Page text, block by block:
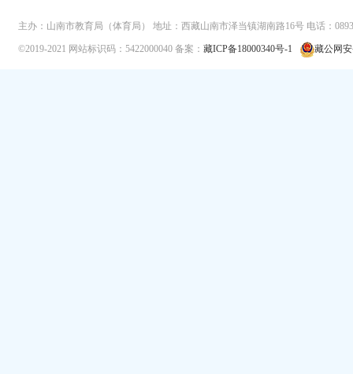
主办：山南市教育局（体育局） 地址：西藏山南市泽当镇湖南路16号 电话：
©2019-2021 网站标识码：5422000040 备案： 藏ICP备18000340号-1 藏公网安